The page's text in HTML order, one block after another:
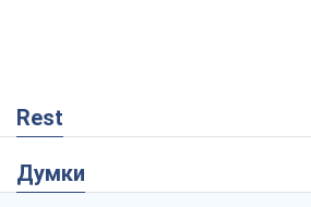
Rest
Думки